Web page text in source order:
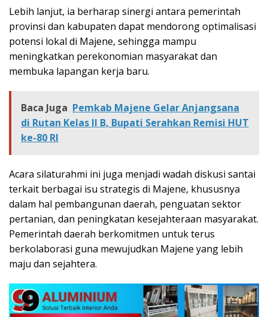
Lebih lanjut, ia berharap sinergi antara pemerintah
provinsi dan kabupaten dapat mendorong optimalisasi
potensi lokal di Majene, sehingga mampu
meningkatkan perekonomian masyarakat dan
membuka lapangan kerja baru.
Baca Juga Pemkab Majene Gelar Anjangsana
di Rutan Kelas II B, Bupati Serahkan Remisi HUT
ke-80 RI
Acara silaturahmi ini juga menjadi wadah diskusi santai
terkait berbagai isu strategis di Majene, khususnya
dalam hal pembangunan daerah, penguatan sektor
pertanian, dan peningkatan kesejahteraan masyarakat.
Pemerintah daerah berkomitmen untuk terus
berkolaborasi guna mewujudkan Majene yang lebih
maju dan sejahtera.